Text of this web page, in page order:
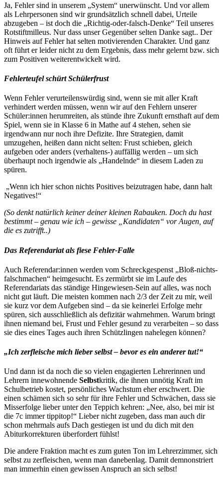
Ja, Fehler sind in unserem „System“ unerwünscht. Und vor allem
als Lehrpersonen sind wir grundsätzlich schnell dabei, Urteile
abzugeben – ist doch die „Richtig-oder-falsch-Denke“ Teil unseres
Rotstiftmilleus. Nur dass unser Gegenüber selten Danke sagt.. Der
Hinweis auf Fehler hat selten motivierenden Charakter. Und ganz
oft führt er leider nicht zu dem Ergebnis, dass mehr gelernt bzw. sich
zum Positiven weiterentwickelt wird.
Fehlerteufel schürt Schülerfrust
Wenn Fehler verurteilenswürdig sind, wenn sie mit aller Kraft
verhindert werden müssen, wenn wir auf den Fehlern unserer
Schüler:innen herumreiten, als stünde ihre Zukunft ernsthaft auf dem
Spiel, wenn sie in Klasse 6 in Mathe auf 4 stehen, sehen sie
irgendwann nur noch ihre Defizite. Ihre Strategien, damit
umzugehen, heißen dann nicht selten: Frust schieben, gleich
aufgeben oder anders (verhaltens-) auffällig werden – um sich
überhaupt noch irgendwie als „Handelnde“ in diesem Laden zu
spüren.
„Wenn ich hier schon nichts Positives beizutragen habe, dann halt
Negatives!“
(So denkt natürlich keiner deiner kleinen Rabauken. Doch du hast
bestimmt – genau wie ich – gewisse „Kandidaten“ vor Augen, auf
die es zutrifft..)
Das Referendariat als fiese Fehler-Falle
Auch Referendar:innen werden vom Schreckgespenst „Bloß-nichts-
falschmachen“ heimgesucht. Es zermürbt sie im Laufe des
Referendariats das ständige Hingewiesen-Sein auf alles, was noch
nicht gut läuft. Die meisten kommen nach 2/3 der Zeit zu mir, weil
sie kurz vor dem Aufgeben sind – da sie keinerlei Erfolge mehr
spüren, sich ausschließlich als defizitär wahrnehmen. Warum bringt
ihnen niemand bei, Frust und Fehler gesund zu verarbeiten – so dass
sie dies eines Tages auch ihren Schützlingen nahelegen können?
„Ich zerfleische mich lieber selbst – bevor es ein anderer tut!“
Und dann ist da noch die so vielen engagierten Lehrerinnen und
Lehrern innewohnende Selbstkritik, die ihnen unnötig Kraft im
Schulbetrieb kostet, persönliches Wachstum eher erschwert. Die
einen schämen sich so sehr für ihre Fehler und Schwächen, dass sie
Misserfolge lieber unter den Teppich kehren: „Nee, also, bei mir ist
die 7c immer tippitop!“ Lieber nicht zugeben, dass man auch dir
schon mehrmals aufs Dach gestiegen ist und du dich mit den
Abiturkorrekturen überfordert fühlst!
Die andere Fraktion macht es zum guten Ton im Lehrerzimmer, sich
selbst zu zerfleischen, wenn man danebenlag. Damit demnonstriert
man immerhin einen gewissen Anspruch an sich selbst!